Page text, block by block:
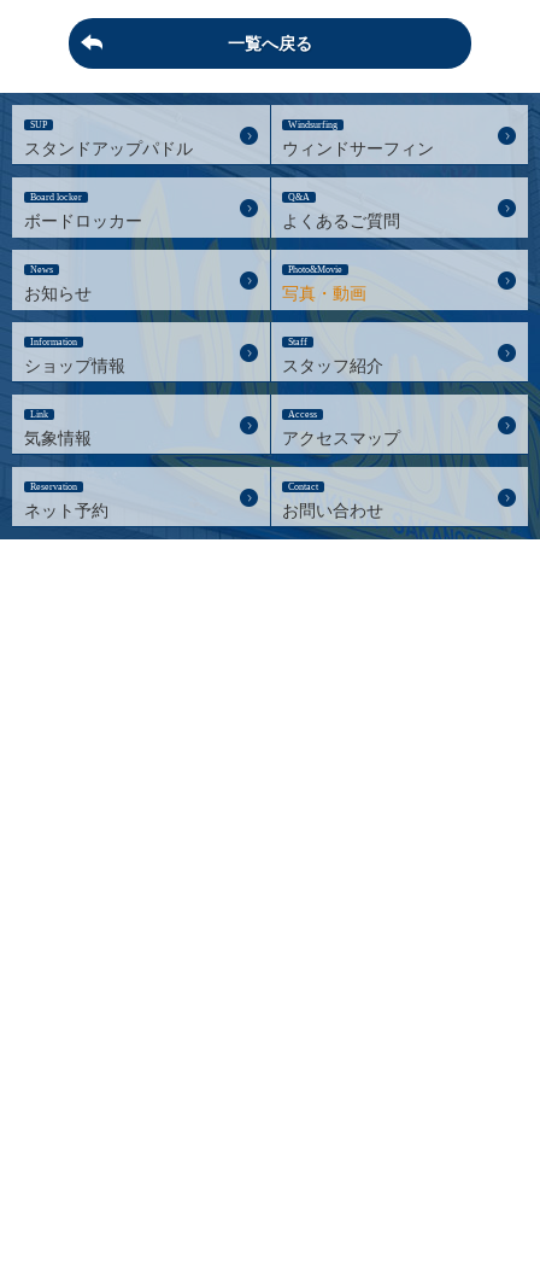
一覧へ戻る
SUP
スタンドアップパドル
Windsurfing
ウィンドサーフィン
Board locker
ボードロッカー
Q&A
よくあるご質問
News
お知らせ
Photo&Movie
写真・動画
Information
ショップ情報
Staff
スタッフ紹介
Link
気象情報
Access
アクセスマップ
Reservation
ネット予約
Contact
お問い合わせ